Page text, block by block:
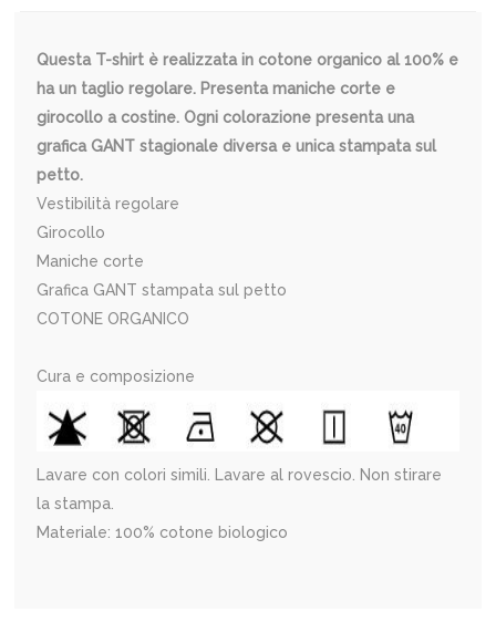
Questa T-shirt è realizzata in cotone organico al 100% e
ha un taglio regolare. Presenta maniche corte e
girocollo a costine. Ogni colorazione presenta una
grafica GANT stagionale diversa e unica stampata sul
petto.
Vestibilità regolare
Girocollo
Maniche corte
Grafica GANT stampata sul petto
COTONE ORGANICO
Cura e composizione
Lavare con colori simili. Lavare al rovescio. Non stirare
la stampa.
Materiale: 100% cotone biologico